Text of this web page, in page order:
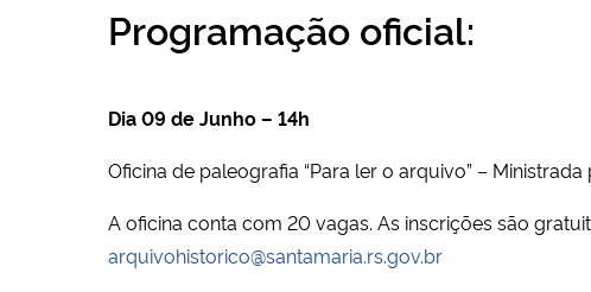
Programação oficial:
Dia 09 de Junho – 14h
Oficina de paleografia “Para ler o arquivo” –
A oficina conta com 20 vagas. As inscrições são
arquivohistorico@santamaria.rs.gov.br